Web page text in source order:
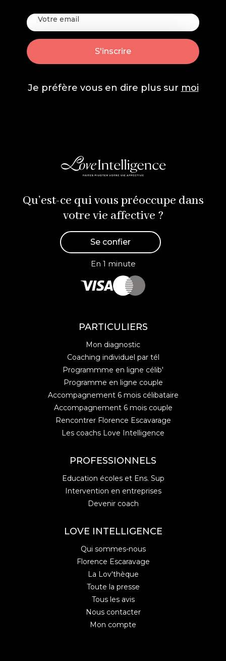
Je préfère vous en dire plus sur moi
Qu’est-ce qui vous préoccupe dans
votre vie affective ?
Se confier
En 1 minute
PARTICULIERS
Mon diagnostic
Coaching individuel par tél
Programmme en ligne célib'
Programme en ligne couple
Accompagnement 6 mois célibataire
Accompagnement 6 mois couple
Rencontrer Florence Escavarage
Les coachs Love Intelligence
PROFESSIONNELS
Education écoles et Ens. Sup
Intervention en entreprises
Devenir coach
LOVE INTELLIGENCE
Qui sommes-nous
Florence Escaravage
La Lov'thèque
Toute la presse
Tous les avis
Nous contacter
Mon compte